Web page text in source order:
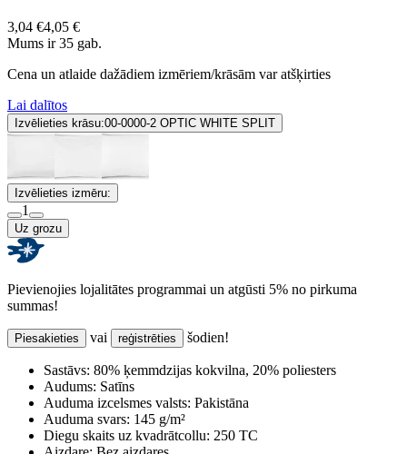
3,04 €4,05 €
Mums ir 35 gab.
Cena un atlaide dažādiem izmēriem/krāsām var atšķirties
Lai dalītos
Izvēlieties krāsu:00-0000-2 OPTIC WHITE SPLIT
Izvēlieties izmēru:
1
Uz grozu
Pievienojies lojalitātes programmai un atgūsti 5% no pirkuma
summas!
Piesakieties vai reģistrēties šodien!
Sastāvs: 80% ķemmdzijas kokvilna, 20% poliesters
Audums: Satīns
Auduma izcelsmes valsts: Pakistāna
Auduma svars: 145 g/m²
Diegu skaits uz kvadrātcollu: 250 TC